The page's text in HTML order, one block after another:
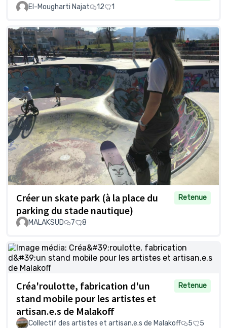
El-Mougharti Najat
12 1
Créer un skate park (à la place du
parking du stade nautique)
Retenue
MALAKSUD 7 8
Créa'roulotte, fabrication d'un
stand mobile pour les artistes et
artisan.e.s de Malakoff
Retenue
Collectif des artistes et artisan.e.s de Malakoff 5 5